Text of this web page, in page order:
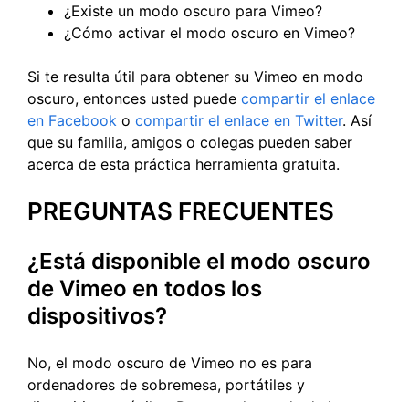
¿Existe un modo oscuro para Vimeo?
¿Cómo activar el modo oscuro en Vimeo?
Si te resulta útil para obtener su Vimeo en modo
oscuro, entonces usted puede compartir el enlace
en Facebook o compartir el enlace en Twitter. Así
que su familia, amigos o colegas pueden saber
acerca de esta práctica herramienta gratuita.
PREGUNTAS FRECUENTES
¿Está disponible el modo oscuro
de Vimeo en todos los
dispositivos?
No, el modo oscuro de Vimeo no es para
ordenadores de sobremesa, portátiles y